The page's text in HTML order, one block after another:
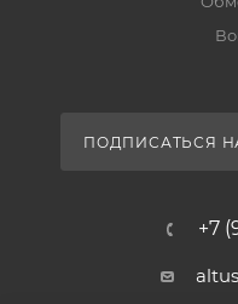
ПОДПИСАТЬСЯ
+7